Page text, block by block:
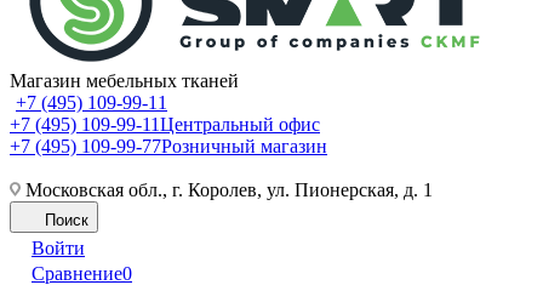
Магазин мебельных тканей
+7 (495) 109-99-11
+7 (495) 109-99-11Центральный офис
+7 (495) 109-99-77Розничный магазин
Московская обл., г. Королев, ул. Пионерская, д. 1
Поиск
Войти
Сравнение0